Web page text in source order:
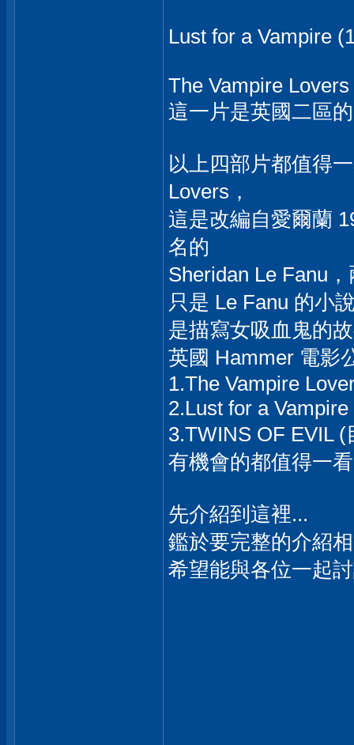
Lust for a Vampire
The Vampire
這一片是英國二區
以上四部片都值得
Lovers，
這是改編自愛爾蘭
名的
Sheridan Le Fanu
只是 Le Fanu 的小
是描寫女吸血鬼的
英國 Hammer 電影
1.The Vampire
2.Lust for a Vampire
3.TWINS OF EVIL
有機會的都值得一
先介紹到這裡...
鑑於要完整的介紹
希望能與各位一起